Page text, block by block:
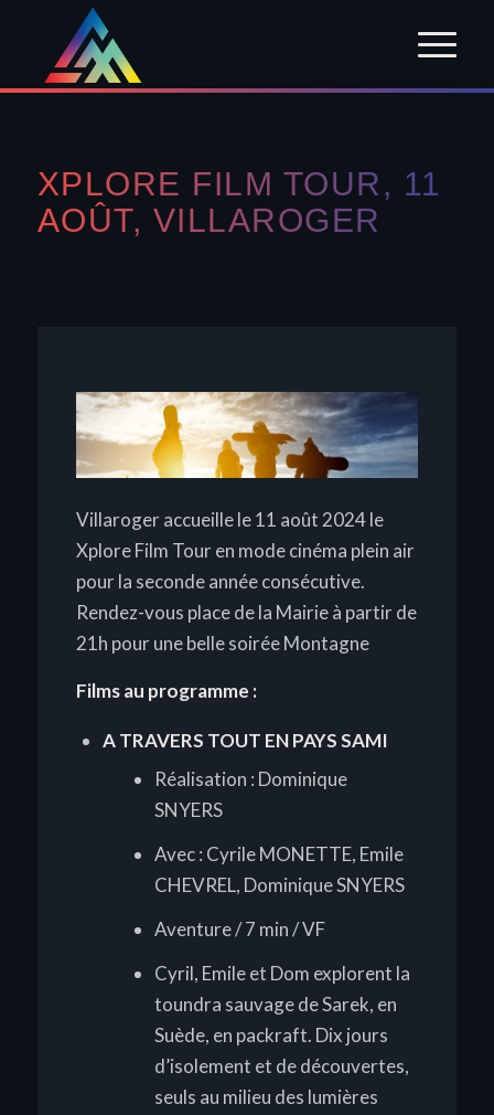
XPLORE FILM TOUR, 11
AOÛT, VILLAROGER
Villaroger accueille le 11 août 2024 le
Xplore Film Tour en mode cinéma plein air
pour la seconde année consécutive.
Rendez-vous place de la Mairie à partir de
21h pour une belle soirée Montagne
Films au programme :
A TRAVERS TOUT EN PAYS SAMI
Réalisation : Dominique
SNYERS
Avec : Cyrile MONETTE, Emile
CHEVREL, Dominique SNYERS
Aventure / 7 min / VF
Cyril, Emile et Dom explorent la
toundra sauvage de Sarek, en
Suède, en packraft. Dix jours
d’isolement et de découvertes,
seuls au milieu des lumières